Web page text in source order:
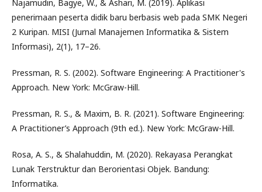
Najamudin, Bagye, W., & Ashari, M. (2019). Aplikasi
penerimaan peserta didik baru berbasis web pada SMK Negeri
2 Kuripan. MISI (Jurnal Manajemen Informatika & Sistem
Informasi), 2(1), 17–26.
Pressman, R. S. (2002). Software Engineering: A Practitioner's
Approach. New York: McGraw-Hill.
Pressman, R. S., & Maxim, B. R. (2021). Software Engineering:
A Practitioner’s Approach (9th ed.). New York: McGraw-Hill.
Rosa, A. S., & Shalahuddin, M. (2020). Rekayasa Perangkat
Lunak Terstruktur dan Berorientasi Objek. Bandung:
Informatika.